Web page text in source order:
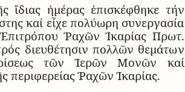
ἴδιας ἡμέρας ἐπισκέφθηκε τήν
καί εἶχε πολύωρη συνεργασία
Ῥαχῶν Ἰκαρίας Πρωτ.
διευθέτησιν πολλῶν θεμάτων
τῶν Ἱερῶν Μονῶν καί
περιφερείας Ῥαχῶν Ἰκαρίας.